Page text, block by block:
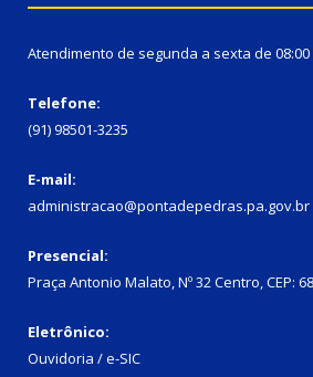
Atendimento de segunda a sexta de 08:00
Telefone:
(91) 98501-3235
E-mail:
administracao@pontadepedras.pa.gov.br
Presencial:
Praça Antonio Malato, Nº 32 Centro, CEP:
Eletrônico:
Ouvidoria / e-SIC